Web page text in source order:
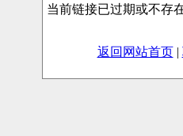
当前链接已过期或不存
返回网站首页|